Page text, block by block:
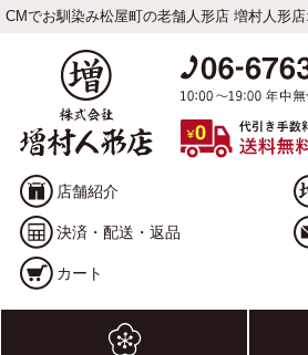
CMでお馴染み松屋町の老舗人形店 増村人形
店舗紹介
決済・配送・返品
カート